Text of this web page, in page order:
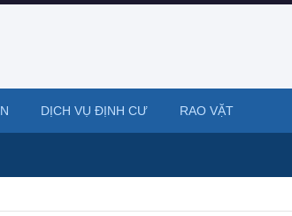
DỊCH VỤ ĐỊNH CƯ RAO VẶT